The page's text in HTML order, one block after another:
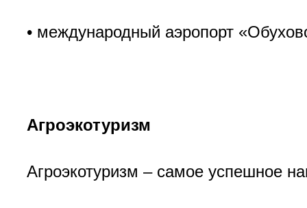
• международный аэропорт
Агроэкотуризм
Агроэкотуризм – самое успешное